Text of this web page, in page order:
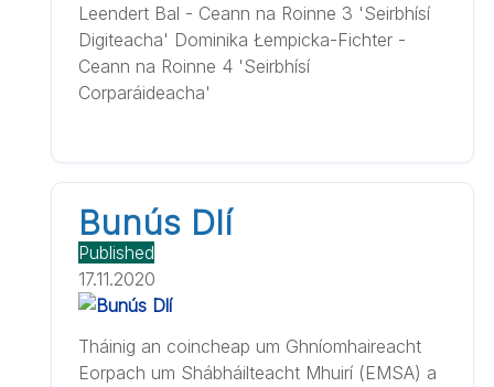
Leendert Bal - Ceann na Roinne 3 'Seirbhísí
Digiteacha' Dominika Łempicka-Fichter -
Ceann na Roinne 4 'Seirbhísí
Corparáideacha'
Bunús Dlí
Published
17.11.2020
Tháinig an coincheap um Ghníomhaireacht
Eorpach um Shábháilteacht Mhuirí (EMSA) a